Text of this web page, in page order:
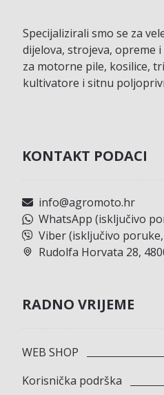
Specijalizirali smo se za
dijelova, strojeva, opreme
za motorne pile, kosilice,
kultivatore i sitnu
KONTAKT PODACI
info@agromoto.hr
WhatsApp (isključivo
Viber (isključivo
Rudolfa Horvata 28,
RADNO VRIJEME
WEB SHOP
Korisnička podrška